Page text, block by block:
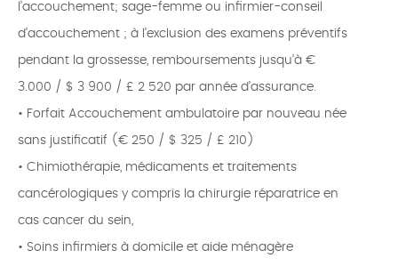
l’accouchement; sage-femme ou infirmier-conseil
d’accouchement ; à l’exclusion des examens préventifs
pendant la grossesse, remboursements jusqu’à €
3.000 / $ 3 900 / £ 2 520 par année d’assurance.
• Forfait Accouchement ambulatoire par nouveau née
sans justificatif (€ 250 / $ 325 / £ 210)
• Chimiothérapie, médicaments et traitements
cancérologiques y compris la chirurgie réparatrice en
cas cancer du sein,
• Soins infirmiers à domicile et aide ménagère